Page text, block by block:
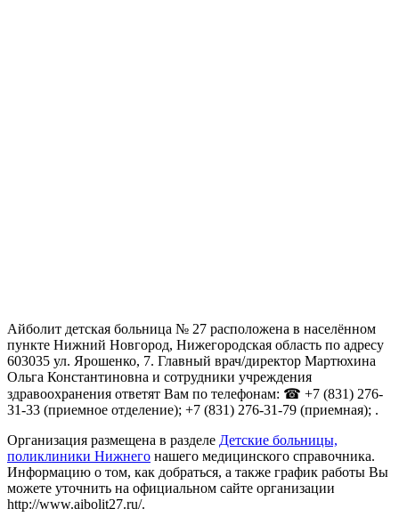
Айболит детская больница № 27 расположена в населённом
пункте Нижний Новгород, Нижегородская область по адресу
603035 ул. Ярошенко, 7. Главный врач/директор Мартюхина
Ольга Константиновна и сотрудники учреждения
здравоохранения ответят Вам по телефонам: ☎ +7 (831) 276-
31-33 (приемное отделение); +7 (831) 276-31-79 (приемная); .
Организация размещена в разделе Детские больницы,
поликлиники Нижнего нашего медицинского справочника.
Информацию о том, как добраться, а также график работы Вы
можете уточнить на официальном сайте организации
http://www.aibolit27.ru/.